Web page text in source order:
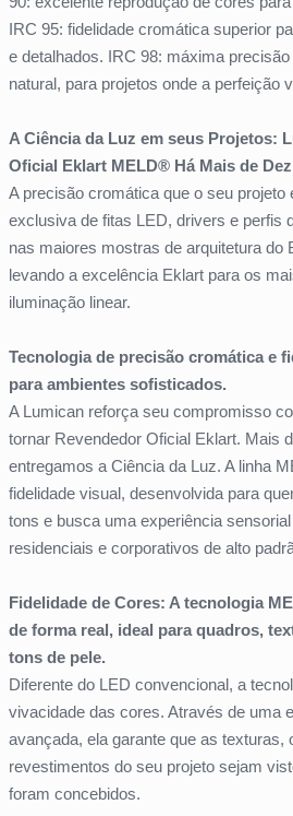
IRC 95: fidelidade cromática superior
e detalhados. IRC 98: máxima
natural, para projetos onde a perfeição
A Ciência da Luz em seus Projetos:
Oficial Eklart MELD® Há Mais de
A precisão cromática que o seu projeto
exclusiva de fitas LED, drivers e perfis
nas maiores mostras de arquitetura do
levando a excelência Eklart para os
iluminação linear.
Tecnologia de precisão cromática e
para ambientes sofisticados.
A Lumican reforça seu compromisso
tornar Revendedor Oficial Eklart. Mais
entregamos a Ciência da Luz. A linha
fidelidade visual, desenvolvida para
tons e busca uma experiência
residenciais e corporativos de alto
Fidelidade de Cores: A tecnologia
de forma real, ideal para quadros,
tons de pele.
Diferente do LED convencional, a
vivacidade das cores. Através de uma
avançada, ela garante que as texturas,
revestimentos do seu projeto sejam
foram concebidos.